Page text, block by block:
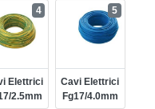
Elettrici
2.5mm
4
Cavi Elettrici
Fg17/4.0mm
5